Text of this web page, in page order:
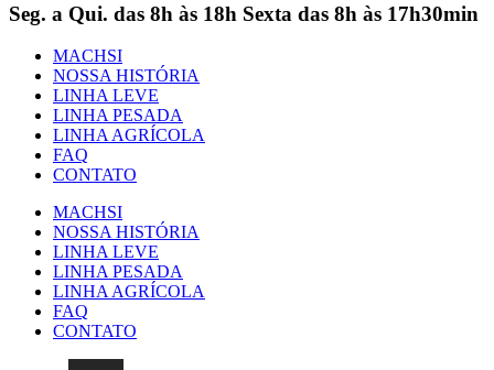
Seg. a Qui. das 8h às 18h Sexta das 8h às 17h30min
MACHSI
NOSSA HISTÓRIA
LINHA LEVE
LINHA PESADA
LINHA AGRÍCOLA
FAQ
CONTATO
MACHSI
NOSSA HISTÓRIA
LINHA LEVE
LINHA PESADA
LINHA AGRÍCOLA
FAQ
CONTATO